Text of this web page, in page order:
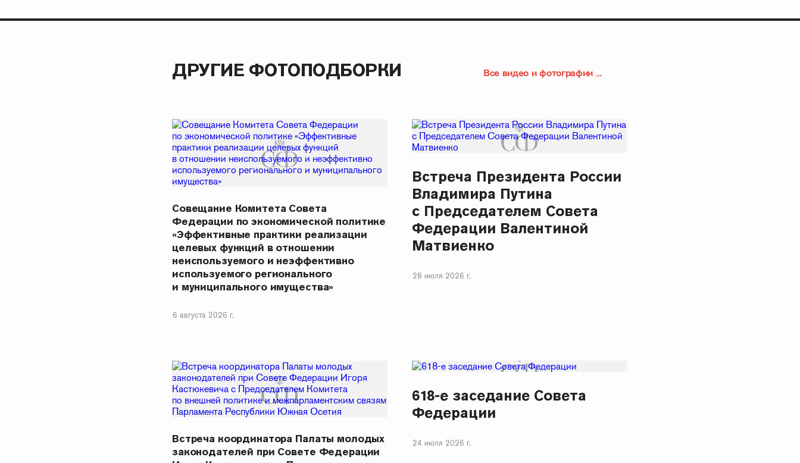
ДРУГИЕ ФОТОПОДБОРКИ Все видео и фотографии
Совещание Комитета Совета
Федерации по экономической политике
«Эффективные практики реализации
целевых функций в отношении
неиспользуемого и неэффективно
используемого регионального
и муниципального имущества»
6 августа 2026 г.
Встреча Президента России
Владимира Путина
с Председателем Совета
Федерации Валентиной
Матвиенко
28 июля 2026 г.
Встреча координатора Палаты молодых
законодателей при Совете Федерации
618-е заседание Совета
Федерации
24 июля 2026 г.